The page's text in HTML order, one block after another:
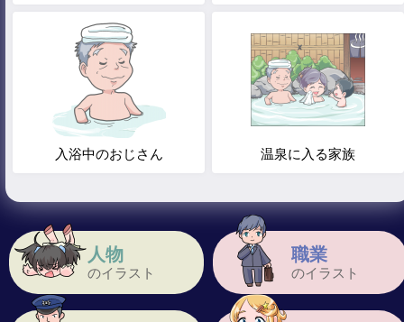
人物
のイラスト
職業
のイラスト
入浴中のおじさん 温泉に入る家族